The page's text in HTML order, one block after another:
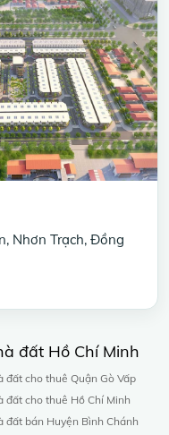
Nhơn Trạch, Đồng
đất Hồ Chí Minh
đất cho thuê Quận Gò Vấp
đất cho thuê Hồ Chí Minh
đất bán Huyện Bình Chánh